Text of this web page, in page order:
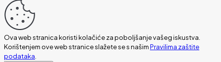
Ova web stranica koristi kolačiće za poboljšanje vašeg iskustva.
Korištenjem ove web stranice slažete se s našimPravilima zaštite
podataka.